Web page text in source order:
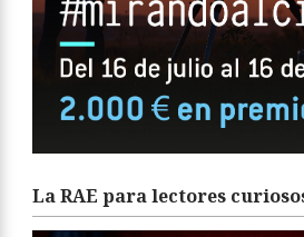
La RAE para lectores